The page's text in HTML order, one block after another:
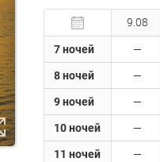
7 ночей
8 ночей
9 ночей
10 ночей
11 ночей
9.08